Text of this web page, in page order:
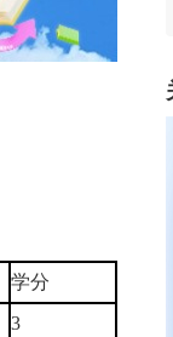
学分
3